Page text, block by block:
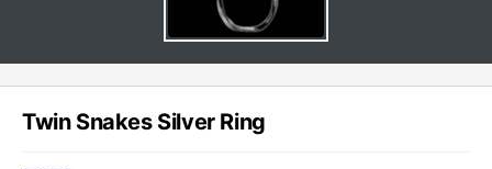
Twin Snakes Silver Ring